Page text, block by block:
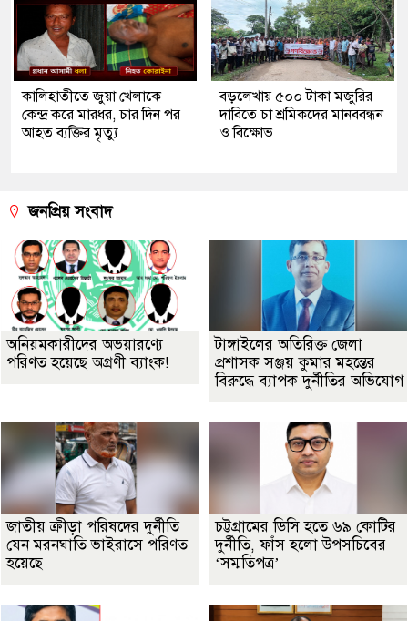
কালিহাতীতে জুয়া খেলাকে
কেন্দ্র করে মারধর, চার দিন পর
আহত ব্যক্তির মৃত্যু
বড়লেখায় ৫০০ টাকা মজুরির
দাবিতে চা শ্রমিকদের মানববন্ধন
ও বিক্ষোভ
জনপ্রিয় সংবাদ
অনিয়মকারীদের অভয়ারণ্যে
পরিণত হয়েছে অগ্রণী ব্যাংক!
টাঙ্গাইলের অতিরিক্ত জেলা
প্রশাসক সঞ্জয় কুমার মহন্তের
বিরুদ্ধে ব্যাপক দুর্নীতির অভিযোগ
জাতীয় ক্রীড়া পরিষদের দুর্নীতি
যেন মরনঘাতি ভাইরাসে পরিণত
হয়েছে
চট্টগ্রামের ডিসি হতে ৬৯ কোটির
দুর্নীতি, ফাঁস হলো উপসচিবের
‘সম্মতিপত্র’